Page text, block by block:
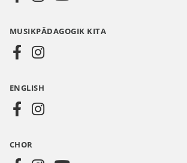
Media
DE
MUSIKPÄDAGOGIK KITA
ENGLISH
CHOR